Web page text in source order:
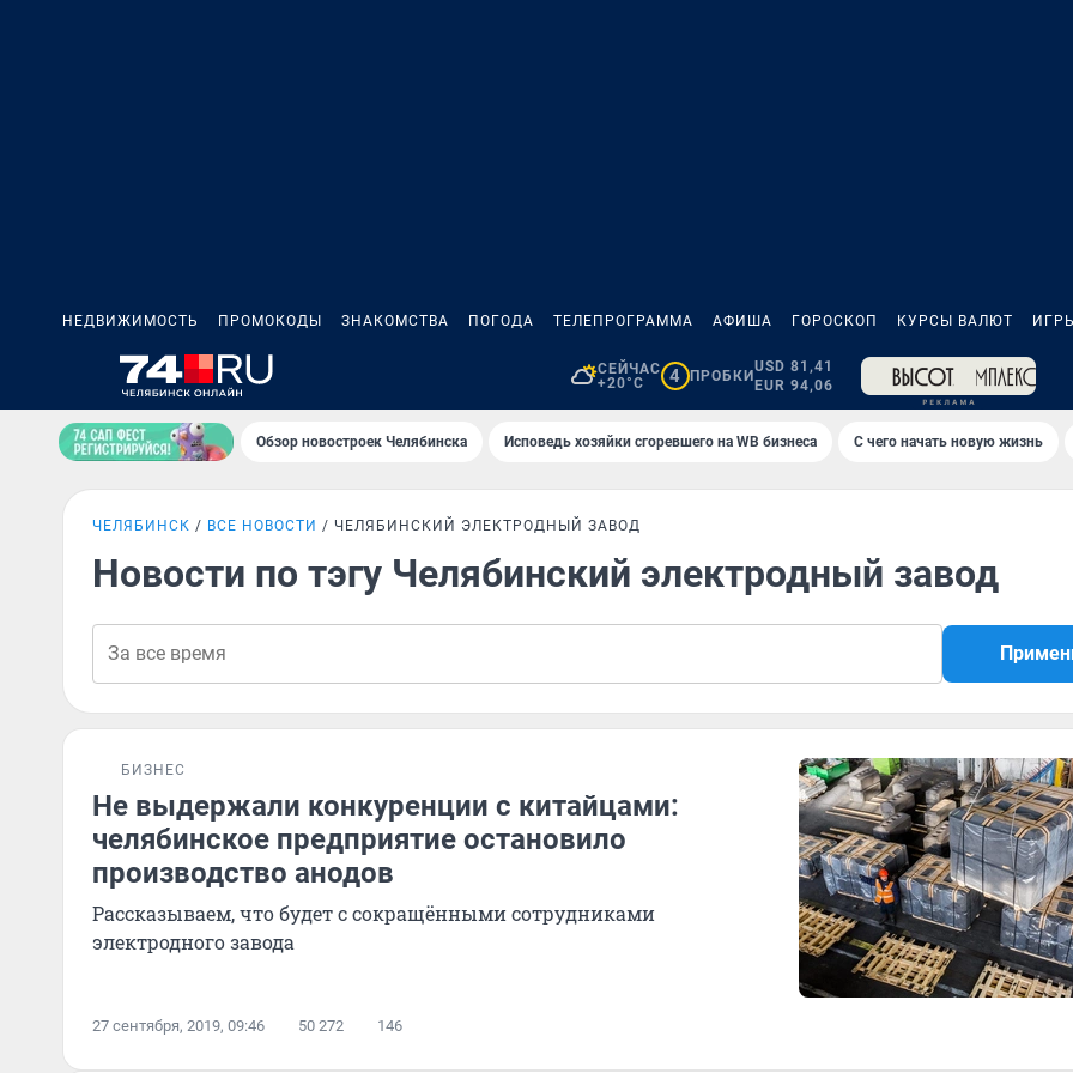
НЕДВИЖИМОСТЬ ПРОМОКОДЫ ЗНАКОМСТВА ПОГОДА ТЕЛЕПРОГРАММА АФИША ГОРОСКОП КУРСЫ ВАЛЮТ
СЕЙЧАС
+20°C
4 ПРОБКИ
USD 81,41
EUR 94,06
Обзор новостроек Челябинска Исповедь хозяйки сгоревшего на WB бизнеса С чего начать новую жизнь
ЧЕЛЯБИНСК ВСЕ НОВОСТИ ЧЕЛЯБИНСКИЙ ЭЛЕКТРОДНЫЙ ЗАВОД
Новости по тэгу Челябинский электродный завод
БИЗНЕС
Не выдержали конкуренции с китайцами:
челябинское предприятие остановило
производство анодов
Рассказываем, что будет с сокращёнными сотрудниками
электродного завода
27 сентября, 2019, 09:46 50 272 146